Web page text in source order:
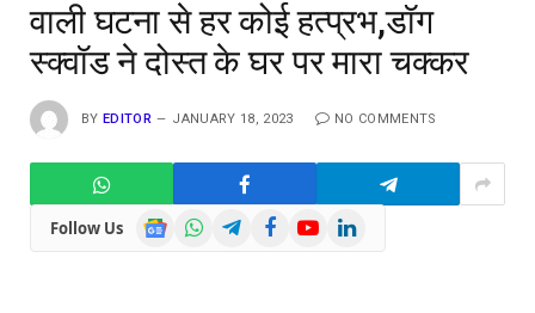
वाली घटना से हर कोई हत्प्रभ,डॉग
स्क्वॉड ने दोस्त के घर पर मारा चक्कर
BY EDITOR JANUARY 18, 2023 NO COMMENTS
Follow Us
GoogleWhatsAppTelegramFacebookYouTubeLinkedIn